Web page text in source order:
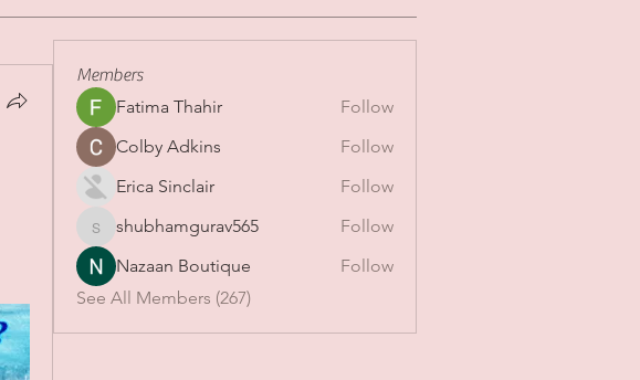
Members
Fatima Thahir
Follow
Colby Adkins
Follow
Erica Sinclair
Follow
shubhamgurav565
shubhamgurav565
Follow
Nazaan Boutique
Follow
See All Members (267)